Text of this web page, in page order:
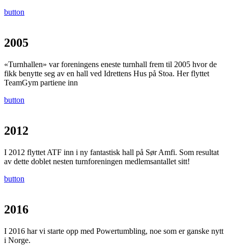
button
2005
«Turnhallen» var foreningens eneste turnhall frem til 2005 hvor de
fikk benytte seg av en hall ved Idrettens Hus på Stoa. Her flyttet
TeamGym partiene inn
button
2012
I 2012 flyttet ATF inn i ny fantastisk hall på Sør Amfi. Som resultat
av dette doblet nesten turnforeningen medlemsantallet sitt!
button
2016
I 2016 har vi starte opp med Powertumbling, noe som er ganske nytt
i Norge.